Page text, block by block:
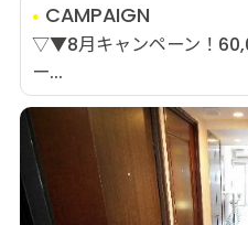
CAMPAIGN
▽▼8月キャンペーン！
ー...